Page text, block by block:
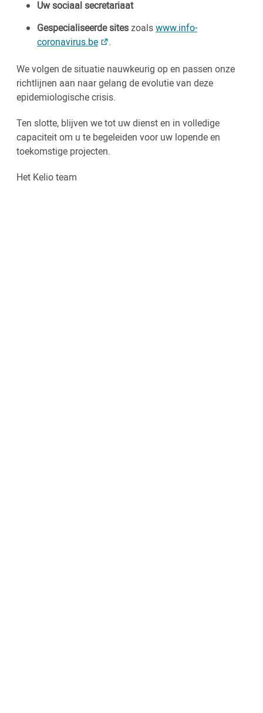
Uw sociaal secretariaat
Gespecialiseerde siteszoalswww.info-
coronavirus.be
.
We volgen de situatie nauwkeurig op en passen onze
richtlijnen aan naar gelang de evolutie van deze
epidemiologische crisis.
Ten slotte, blijven we tot uw dienst en in volledige
capaciteit om u te begeleiden voor uw lopende en
toekomstige projecten.
Het Kelio team